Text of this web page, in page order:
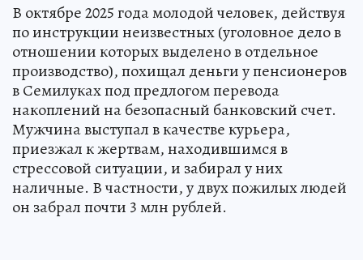
В октябре 2025 года молодой человек, действуя
по инструкции неизвестных (уголовное дело в
отношении которых выделено в отдельное
производство), похищал деньги у пенсионеров
в Семилуках под предлогом перевода
накоплений на безопасный банковский счет.
Мужчина выступал в качестве курьера,
приезжал к жертвам, находившимся в
стрессовой ситуации, и забирал у них
наличные. В частности, у двух пожилых людей
он забрал почти 3 млн рублей.